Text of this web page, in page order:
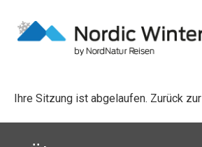
Ihre Sitzung ist abgelaufen. Zurück zur